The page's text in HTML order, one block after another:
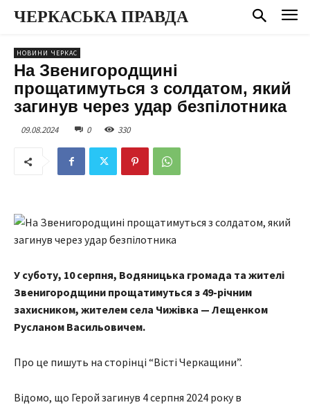
ЧЕРКАСЬКА ПРАВДА
НОВИНИ ЧЕРКАС
На Звенигородщині
прощатимуться з солдатом, який
загинув через удар безпілотника
09.08.2024 0 330
У суботу, 10 серпня, Водяницька громада та жителі
Звенигородщини прощатимуться з 49-річним
захисником, жителем села Чижівка — Лещенком
Русланом Васильовичем.
Про це пишуть на сторінці “Вісті Черкащини”.
Відомо, що Герой загинув 4 серпня 2024 року в